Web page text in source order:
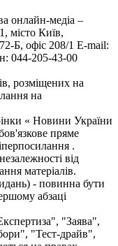
онлайн-медіа –
місто Київ,
офіс 208/1 E-mail:
044-205-43-00
розміщених на
на
« Новини України
пряме
.
від
матеріалів.
- повинна бути
абзаці
"Заява",
"Тест-драйв",